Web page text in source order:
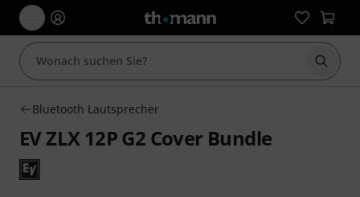
Suche
Bluetooth Lautsprecher
EV ZLX 12P G2 Cover Bundle